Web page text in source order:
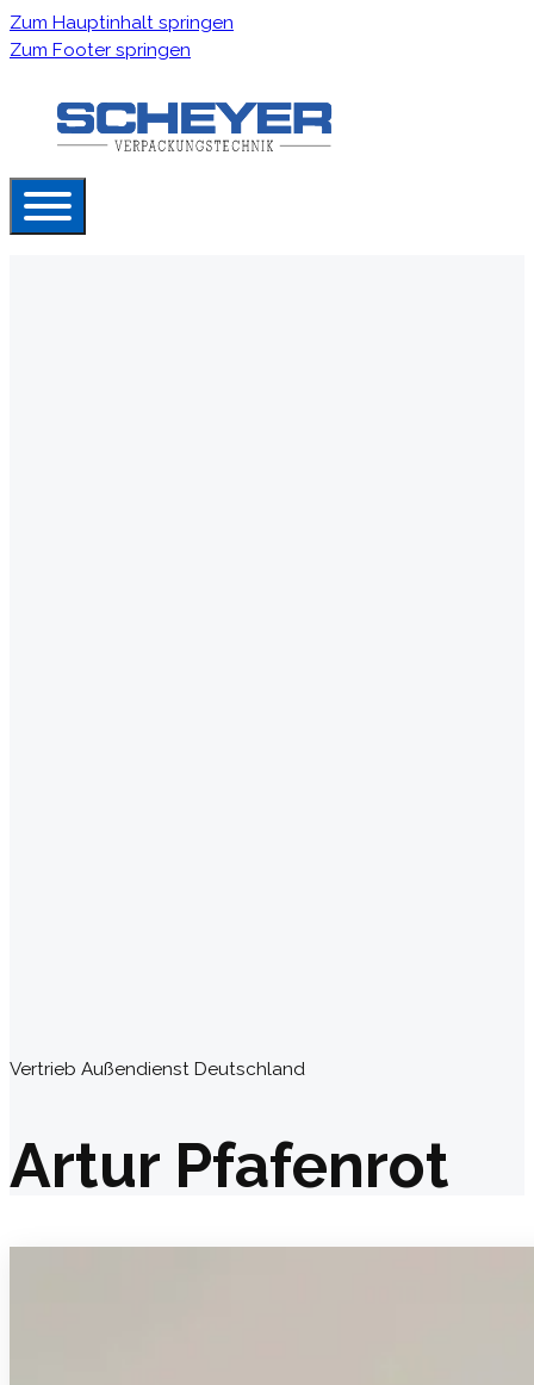
Zum Hauptinhalt springen
Zum Footer springen
Vertrieb Außendienst Deutschland
Artur Pfafenrot